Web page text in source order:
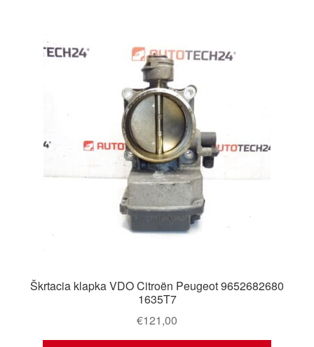
Škrtacia klapka VDO Citroën Peugeot 9652682680
1635T7
€121,00